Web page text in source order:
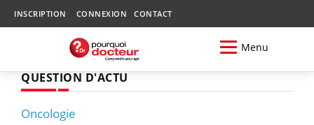
INSCRIPTION CONNEXION CONTACT
Menu
QUESTION D'ACTU
Oncologie